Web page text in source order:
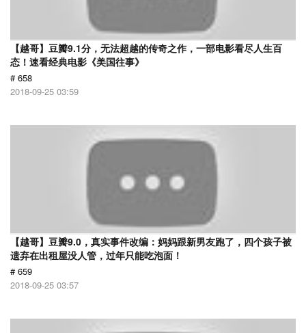
【越哥】豆瓣9.1分，无法超越的传奇之作，一部电影看尽人生百
态！速看经典电影《美国往事》
# 658
2018-09-25 03:59
【越哥】豆瓣9.0，真实事件改编：妈妈跟新男友跑了，四个孩子被
遗弃在出租屋没人管，过年只能吃泡面！
# 659
2018-09-25 03:57